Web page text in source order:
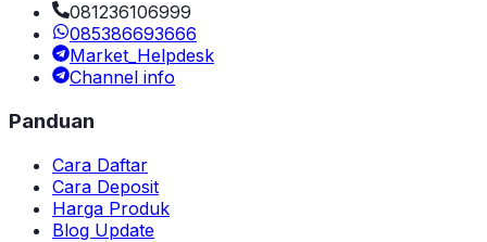
081236106999
085386693666
Market_Helpdesk
Channel info
Panduan
Cara Daftar
Cara Deposit
Harga Produk
Blog Update